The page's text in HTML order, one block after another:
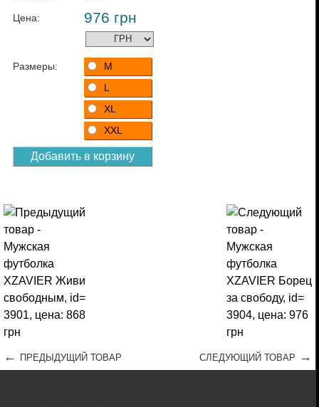
Цена: 976 грн
Размеры:
M
L
XL
XXL
← ПРЕДЫДУЩИЙ ТОВАР СЛЕДУЮЩИЙ ТОВАР →